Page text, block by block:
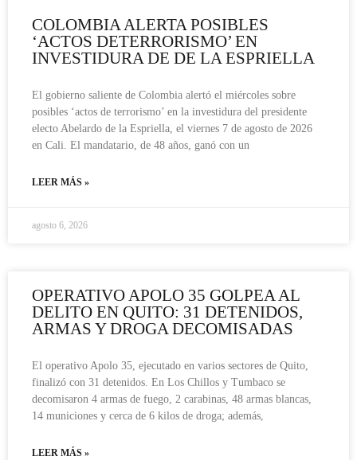
COLOMBIA ALERTA POSIBLES
‘ACTOS DETERRORISMO’ EN
INVESTIDURA DE DE LA ESPRIELLA
El gobierno saliente de Colombia alertó el miércoles sobre
posibles ‘actos de terrorismo’ en la investidura del presidente
electo Abelardo de la Espriella, el viernes 7 de agosto de 2026
en Cali. El mandatario, de 48 años, ganó con un
LEER MÁS »
agosto 6, 2026
OPERATIVO APOLO 35 GOLPEA AL
DELITO EN QUITO: 31 DETENIDOS,
ARMAS Y DROGA DECOMISADAS
El operativo Apolo 35, ejecutado en varios sectores de Quito,
finalizó con 31 detenidos. En Los Chillos y Tumbaco se
decomisaron 4 armas de fuego, 2 carabinas, 48 armas blancas,
14 municiones y cerca de 6 kilos de droga; además,
LEER MÁS »